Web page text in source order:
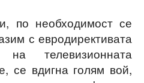
по необходимост се
с евродирективата
телевизионната
се вдигна голям вой,